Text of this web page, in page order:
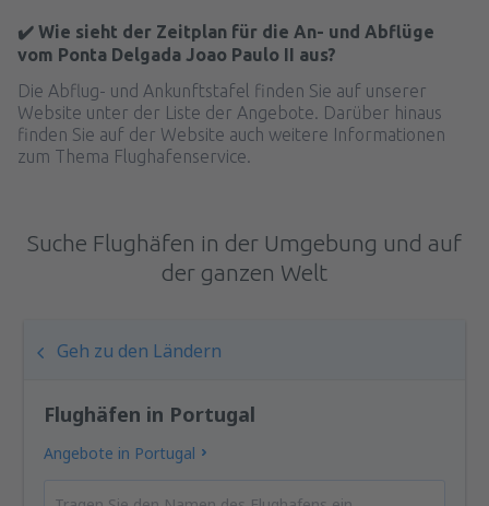
✔️ Wie sieht der Zeitplan für die An- und Abflüge
vom Ponta Delgada Joao Paulo II aus?
Die Abflug- und Ankunftstafel finden Sie auf unserer
Website unter der Liste der Angebote. Darüber hinaus
finden Sie auf der Website auch weitere Informationen
zum Thema Flughafenservice.
Suche Flughäfen in der Umgebung und auf
der ganzen Welt
Geh zu den Ländern
Flughäfen in Portugal
Angebote in Portugal